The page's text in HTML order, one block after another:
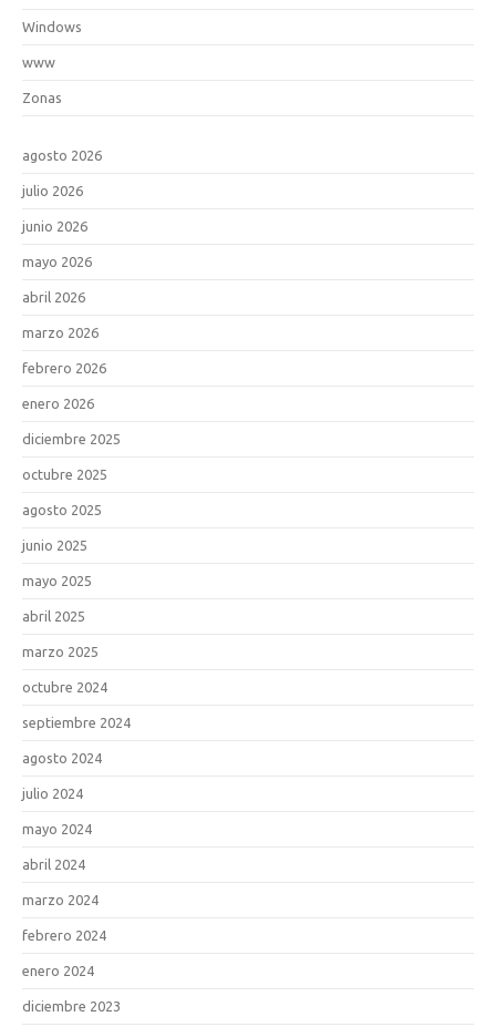
Windows
www
Zonas
agosto 2026
julio 2026
junio 2026
mayo 2026
abril 2026
marzo 2026
febrero 2026
enero 2026
diciembre 2025
octubre 2025
agosto 2025
junio 2025
mayo 2025
abril 2025
marzo 2025
octubre 2024
septiembre 2024
agosto 2024
julio 2024
mayo 2024
abril 2024
marzo 2024
febrero 2024
enero 2024
diciembre 2023